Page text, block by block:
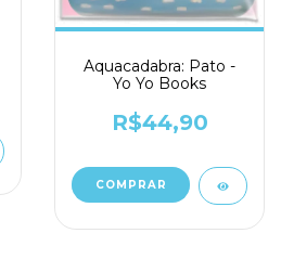
Aquacadabra: Pato -
Yo Yo Books
R$44,90